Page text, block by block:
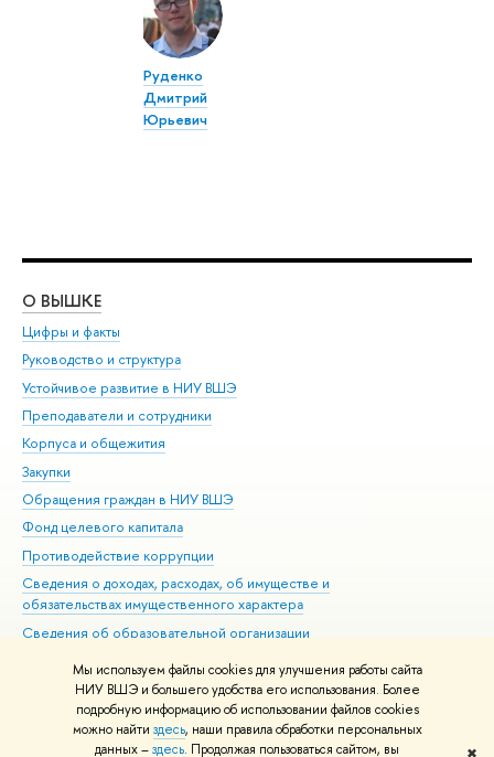
Мы используем файлы cookies для улучшения работы сайта
НИУ ВШЭ и большего удобства его использования. Более
подробную информацию об использовании файлов cookies
можно найти здесь, наши правила обработки персональных
данных –здесь. Продолжая пользоваться сайтом, вы
Руденко
Дмитрий
Юрьевич
О ВЫШКЕ
Цифры и факты
Руководство и структура
Устойчивое развитие в НИУ ВШЭ
Преподаватели и сотрудники
Корпуса и общежития
Закупки
Обращения граждан в НИУ ВШЭ
Фонд целевого капитала
Противодействие коррупции
Сведения о доходах, расходах, об имуществе и
обязательствах имущественного характера
Сведения об образовательной организации
Людям с ограниченными возможностями здоровья
Единая платежная страница
Работа в Вышке